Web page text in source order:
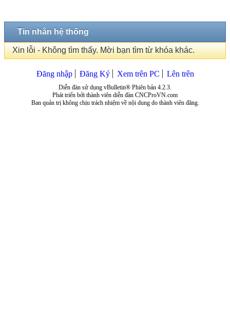
Tin nhắn hệ thống
Xin lỗi - Không tìm thấy. Mời bạn tìm từ khóa khác.
Đăng nhập Đăng Ký Xem trên PC Lên trên
Diễn đàn sử dụng vBulletin® Phiên bản 4.2.3.
Phát triển bởi thành viên diễn đàn CNCProVN.com
Ban quản trị không chịu trách nhiệm về nội dung do thành viên đăng.